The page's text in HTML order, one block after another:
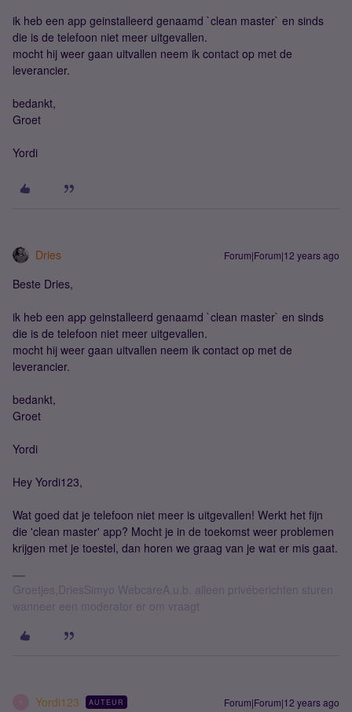
ik heb een app geinstalleerd genaamd `clean master` en sinds
die is de telefoon niet meer uitgevallen.
mocht hij weer gaan uitvallen neem ik contact op met de
leverancier.
bedankt,
Groet
Yordi
Dries Forum|Forum|12 years ago
Beste Dries,
ik heb een app geinstalleerd genaamd `clean master` en sinds
die is de telefoon niet meer uitgevallen.
mocht hij weer gaan uitvallen neem ik contact op met de
leverancier.
bedankt,
Groet
Yordi
Hey Yordi123,
Wat goed dat je telefoon niet meer is uitgevallen! Werkt het fijn
die 'clean master' app? Mocht je in de toekomst weer problemen
krijgen met je toestel, dan horen we graag van je wat er mis gaat.
Groetjes,DriesSimyo WebcareA.u.b. alleen privéberichten sturen
wanneer een moderator er om vraagt
Yordi123 AUTEUR Forum|Forum|12 years ago